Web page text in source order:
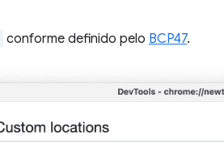
conforme definido pelo BCP47.